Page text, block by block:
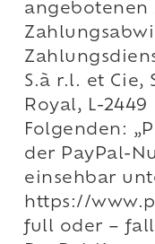
S.à r.l. et Cie,
Royal, L-
Folgenden:
der PayPal-
einsehbar
https://
full oder –